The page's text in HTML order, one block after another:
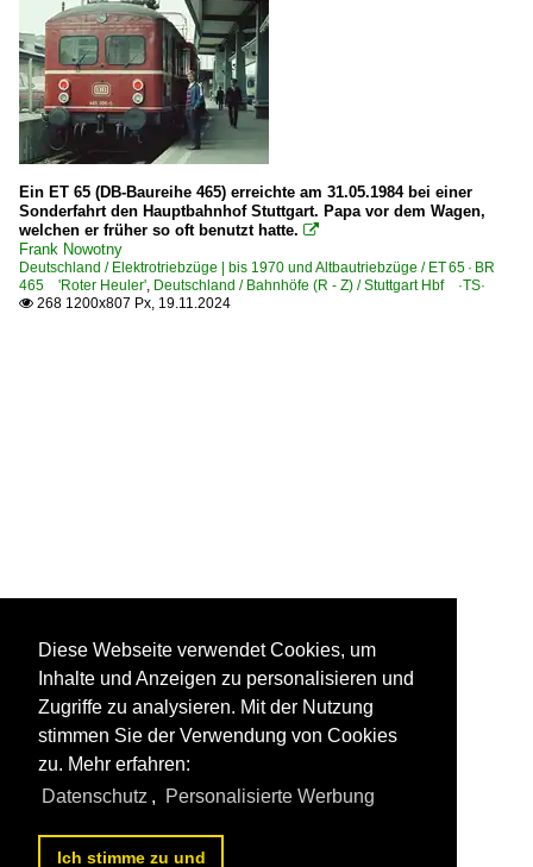
Ein ET 65 (DB-Baureihe 465) erreichte am 31.05.1984 bei einer
Sonderfahrt den Hauptbahnhof Stuttgart. Papa vor dem Wagen,
welchen er früher so oft benutzt hatte. 
Frank Nowotny
Deutschland / Elektrotriebzüge | bis 1970 und Altbautriebzüge / ET 65 · BR
465 'Roter Heuler', Deutschland / Bahnhöfe (R - Z) / Stuttgart Hbf ·TS·
 268 1200x807 Px, 19.11.2024
Diese Webseite verwendet Cookies, um
Inhalte und Anzeigen zu personalisieren und
Zugriffe zu analysieren. Mit der Nutzung
stimmen Sie der Verwendung von Cookies
zu. Mehr erfahren:
Datenschutz , Personalisierte Werbung
Ich stimme zu und